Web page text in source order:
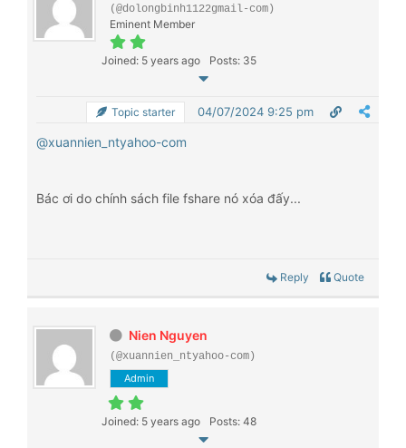
(@dolongbinh1122gmail-com)
Eminent Member
Joined: 5 years ago Posts: 35
Topic starter 04/07/2024 9:25 pm
@xuannien_ntyahoo-com
Bác ơi do chính sách file fshare nó xóa đấy...
Reply Quote
Nien Nguyen
(@xuannien_ntyahoo-com)
Admin
Joined: 5 years ago Posts: 48